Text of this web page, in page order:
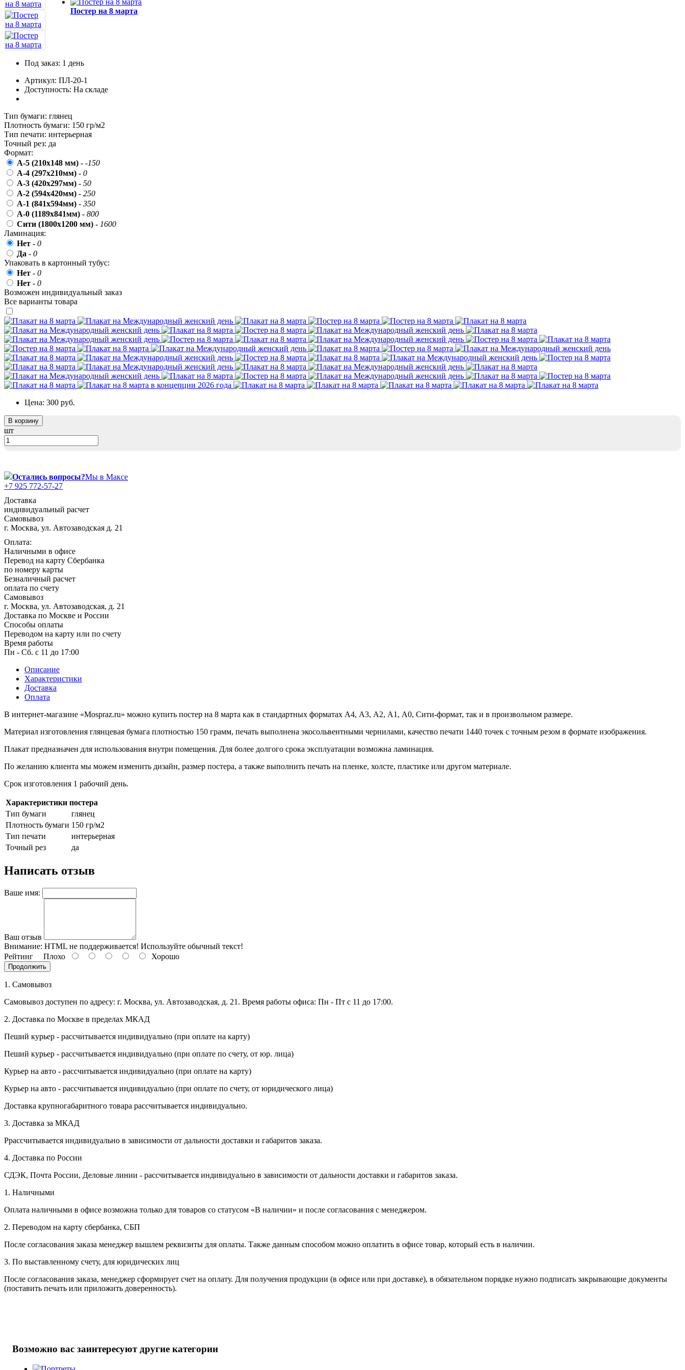
пожилых людей
5 октября, День учителя
19 октября, День Отца
Российской Федерации
28 октября, День Бабушек и Дедушек
Хэллоуин
7 ноября, День проведения военного
парада на Красной площади
7 ноября, День Октябрьской
революции
10 ноября, День сотрудника органов
внутренних дел РФ
13 ноября, День Войск РХБЗ
19 ноября, День Ракетных Войск и
Артиллерии
День матери (последнее воскресенье
ноября)
5 декабря, День начала
контрнаступления советских войск
9 декабря, Международный день
борьбы с коррупцией
9 декабря, День Героев Отечества
12 декабря, День конституции РФ
20 декабря, День работника органов
безопасности
Новогоднее оформление
Рождество Христово
19 января, Крещение Господне
22 января, День дедушки
25 января, Татьянин день
14 февраля, День Святого Валентина
Масленица
23 февраля, День защитника
1 марта, День Бабушек
8 марта, Международный женский
27 марта, День театра
1 апреля, День смеха
Апрель, Месячник по благоустройству
День геолога (первое воскресенье
апреля)
Светлая Пасха
12 апреля, День космонавтики
18 апреля, Дни исторического и
культурного наследия
1 мая, праздник Весны и Труда
6 мая, День герба и флага города
Москвы
9 мая, День Победы
24 мая, День славянской
письменности и культуры
28 мая, День пограничника
1 июня, День защиты детей
8 июня, День социального работника
12 июня, День России
День медицинского работника (третье
воскресенье июня)
22 июня, День памяти и скорби
Выпускной для школ и ВУЗов
29 июня, День партизан и
подпольщиков
3 июля, День ГАИ (ГИБДД)
июля)
День ВМФ (последнее воскресенье
июля)
Постер на 8 марта
Под заказ: 1 день
Артикул: ПЛ-20-1
Доступность: На складе
Тип бумаги: глянец
Плотность бумаги: 150 гр/м2
Тип печати: интерьерная
Точный рез: да
Формат:
А-5 (210х148 мм) - -150
А-4 (297x210мм) - 0
А-3 (420x297мм) - 50
А-2 (594x420мм) - 250
А-1 (841x594мм) - 350
А-0 (1189x841мм) - 800
Сити (1800x1200 мм) - 1600
Ламинация:
Нет - 0
Да - 0
Упаковать в картонный тубус:
Нет - 0
Нет - 0
Возможен индивидуальный заказ
Все варианты товара
Цена: 300 руб.
В корзину
шт
Остались вопросы?Мы в Максе
+7 925 772-57-27
Доставка
индивидуальный расчет
Самовывоз
г. Москва, ул. Автозаводская д. 21
Оплата:
Наличными в офисе
Перевод на карту Сбербанка
по номеру карты
Безналичный расчет
оплата по счету
Самовывоз
г. Москва, ул. Автозаводская, д. 21
Доставка по Москве и России
Способы оплаты
Переводом на карту или по счету
Время работы
Пн - Сб. с 11 до 17:00
Описание
Характеристики
Доставка
Оплата
В интернет-магазине «Mospraz.ru» можно купить постер на 8 марта как в стандартных форматах А4, А3, А2, А1, А0, Сити-формат, так и в произвольном размере.
Материал изготовления глянцевая бумага плотностью 150 грамм, печать выполнена экосольвентными чернилами, качество печати 1440 точек с точным резом в формате изображения.
Плакат предназначен для использования внутри помещения. Для более долгого срока эксплуатации возможна ламинация.
По желанию клиента мы можем изменить дизайн, размер постера, а также выполнить печать на пленке, холсте, пластике или другом материале.
Срок изготовления 1 рабочий день.
Характеристики постера
Тип бумаги
глянец
Плотность бумаги 150 гр/м2
Тип печати
интерьерная
Точный рез
да
Написать отзыв
Ваше имя:
Ваш отзыв
Внимание: HTML не поддерживается! Используйте обычный текст!
Рейтинг Плохо Хорошо
Продолжить
1. Самовывоз
Самовывоз доступен по адресу: г. Москва, ул. Автозаводская, д. 21. Время работы офиса: Пн - Пт с 11 до 17:00.
2. Доставка по Москве в пределах МКАД
Пеший курьер - рассчитывается индивидуально (при оплате на карту)
Пеший курьер - рассчитывается индивидуально (при оплате по счету, от юр. лица)
Курьер на авто - рассчитывается индивидуально (при оплате на карту)
Курьер на авто - рассчитывается индивидуально (при оплате по счету, от юридического лица)
Доставка крупногабаритного товара рассчитывается индивидуально.
3. Доставка за МКАД
Ррассчитывается индивидуально в зависимости от дальности доставки и габаритов заказа.
4. Доставка по России
СДЭК, Почта России, Деловые линии - рассчитывается индивидуально в зависимости от дальности доставки и габаритов заказа.
1. Наличными
Оплата наличными в офисе возможна только для товаров со статусом «В наличии» и после согласования с менеджером.
2. Переводом на карту сбербанка, СБП
После согласования заказа менеджер вышлем реквизиты для оплаты. Также данным способом можно оплатить в офисе товар, который есть в наличии.
3. По выставленному счету, для юридических лиц
После согласования заказа, менеджер сформирует счет на оплату. Для получения продукции (в офисе или при доставке), в обязательном порядке нужно подписать закрывающие документы
(поставить печать или приложить доверенность).
Возможно вас заинтересуют другие категории